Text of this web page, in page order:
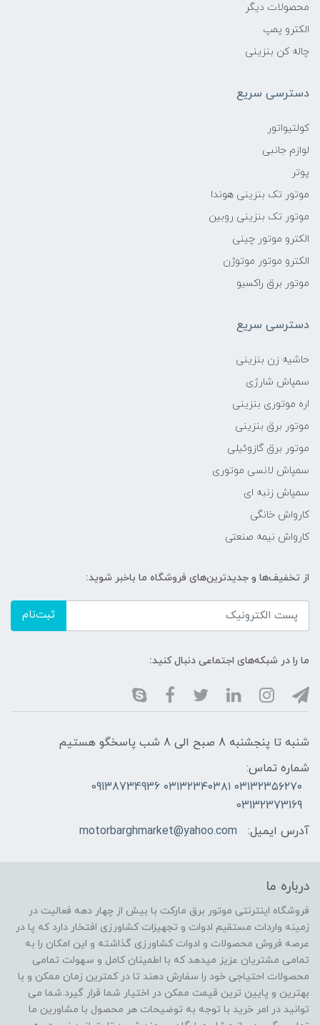
محصولات دیگر
الکترو پمپ
چاله کن بنزینی
دسترسی سریع
کولتیواتور
لوازم جانبی
پوتر
موتور تک بنزینی هوندا
موتور تک بنزینی روبین
الکترو موتور چینی
الکترو موتور موتوژن
موتور برق راکسیو
دسترسی سریع
حاشیه زن بنزینی
سمپاش شارژی
اره موتوری بنزینی
موتور برق بنزینی
موتور برق گازوئیلی
سمپاش لانسی موتوری
سمپاش زنبه ای
کارواش خانگی
کارواش نیمه صنعتی
از تخفیف‌ها و جدیدترین‌های فروشگاه ما باخبر شوید:
ثبت‌نام
ما را در شبکه‌های اجتماعی دنبال کنید:
شنبه تا پنجشنبه 8 صبح الی 8 شب پاسخگو هستیم
شماره تماس:
۰۳۱۳۲۳۵۶۲۷۰ ۰۳۱۳۲۳۴۰۳۸۱ 09138734936
03132373169
آدرس ایمیل:
motorbarghmarket@yahoo.com
درباره ما
فروشگاه اینترنتی موتور برق مارکت با بیش از چهار دهه فعالیت در
زمینه واردات مستقیم ادوات و تجهیزات کشاورزی افتخار دارد که پا در
عرصه فروش محصولات و ادوات کشاورزی گذاشته و این امکان را به
تمامی مشتریان عزیز میدهد که با اطمینان کامل و سهولت تمامی
محصولات احتیاجی خود را سفارش دهند تا در کمترین زمان ممکن و با
بهترین و پایین ترین قیمت ممکن در اختیار شما قرار گیرد.شما می
توانید در امر خرید با توجه به توضیحات هر محصول با مشاورین ما